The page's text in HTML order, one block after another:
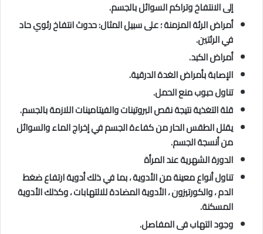
إلى الانتفاخ وتراكم السوائل بالجسم.
أمراض الرئة المزمنة ؛ على سبيل المثال: حدوث انتفاخ رئوي حاد
في الرئتين.
أمراض الكبد.
الإصابة بأمراض الغدة الدرقية.
تناول حبوب منع الحمل.
قلة التغذية نتيجة نقص البروتينات والفيتامينات اللازمة بالجسم.
يقلل الطقس الحار من كفاءة الجسم في إخراج الماء والسوائل
من أنسجة الجسم.
الدورة الشهرية عند المرأة
تناول أنواع معينة من الأدوية ، بما في ذلك أدوية ارتفاع ضغط
الدم ، والكورتيزون ، الأدوية المضادة للالتهابات ، وكذلك الأدوية
المسكنة.
وجود التهاب فى المفاصل.